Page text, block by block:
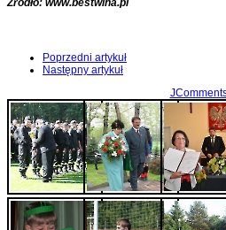
Źródło: www.bestwina.pl
Poprzedni artykuł
Następny artykuł